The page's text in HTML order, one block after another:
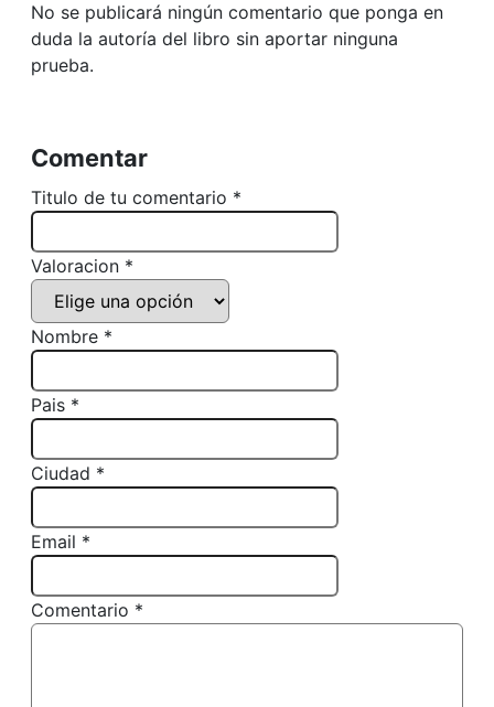
No se publicará ningún comentario que ponga en
duda la autoría del libro sin aportar ninguna
prueba.
Comentar
Titulo de tu comentario *
Valoracion *
Nombre *
Pais *
Ciudad *
Email *
Comentario *